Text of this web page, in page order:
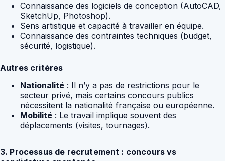
Connaissance des logiciels de conception (AutoCAD,
SketchUp, Photoshop).
Sens artistique et capacité à travailler en équipe.
Connaissance des contraintes techniques (budget,
sécurité, logistique).
Autres critères
Nationalité : Il n’y a pas de restrictions pour le
secteur privé, mais certains concours publics
nécessitent la nationalité française ou européenne.
Mobilité : Le travail implique souvent des
déplacements (visites, tournages).
3. Processus de recrutement : concours vs